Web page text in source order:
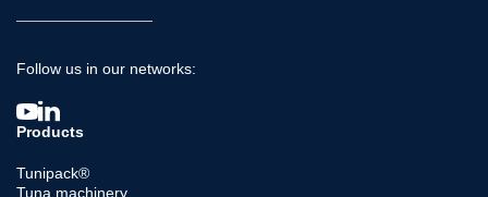
Follow us in our networks:
Products
Tunipack®
Tuna machinery